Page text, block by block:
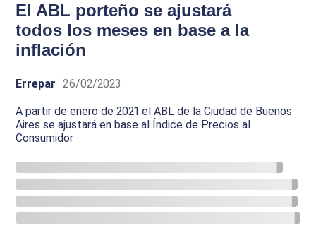
El ABL porteño se ajustará
todos los meses en base a la
inflación
Errepar 26/02/2023
A partir de enero de 2021 el ABL de la Ciudad de Buenos
Aires se ajustará en base al Índice de Precios al
Consumidor